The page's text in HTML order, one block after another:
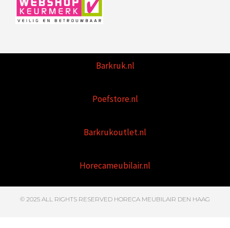
Barkruk.nl
Poefstore.nl
Barkrukoutlet.nl
Horecameubilair.nl
© 2025 ALL RIGHTS RESERVED HORECA MEUBILAIR DEN HAAG